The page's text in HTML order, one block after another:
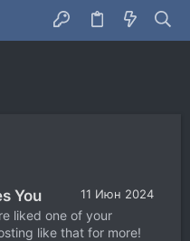
11 Июн 2024
You
liked one of your
like that for more!